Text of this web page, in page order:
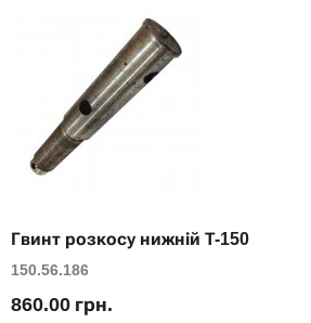
Гвинт розкосу нижній Т-150
150.56.186
860.00 грн.